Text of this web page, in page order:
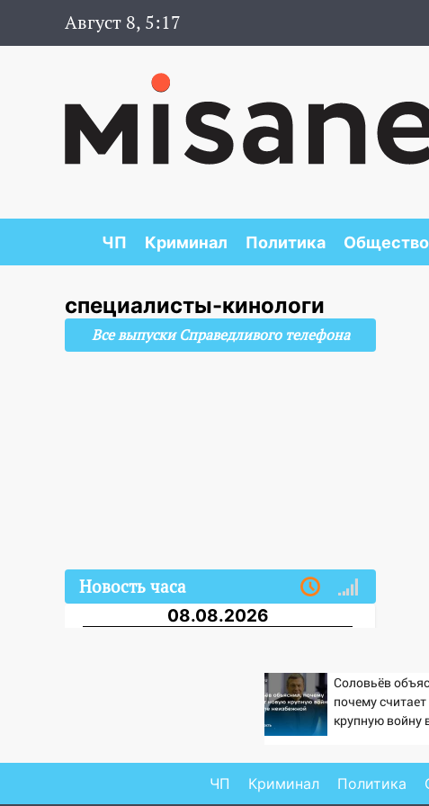
Август 8, 5:17
ЧП Криминал Политика Общество
специалисты-кинологи
Все выпуски Справедливого телефона
Новость часа
08.08.2026
Какая погоды будет днем
06:45 Императорский мост в
Ульяновске останется
Соловьёв
почему
крупную войну
ЧП Криминал Политика